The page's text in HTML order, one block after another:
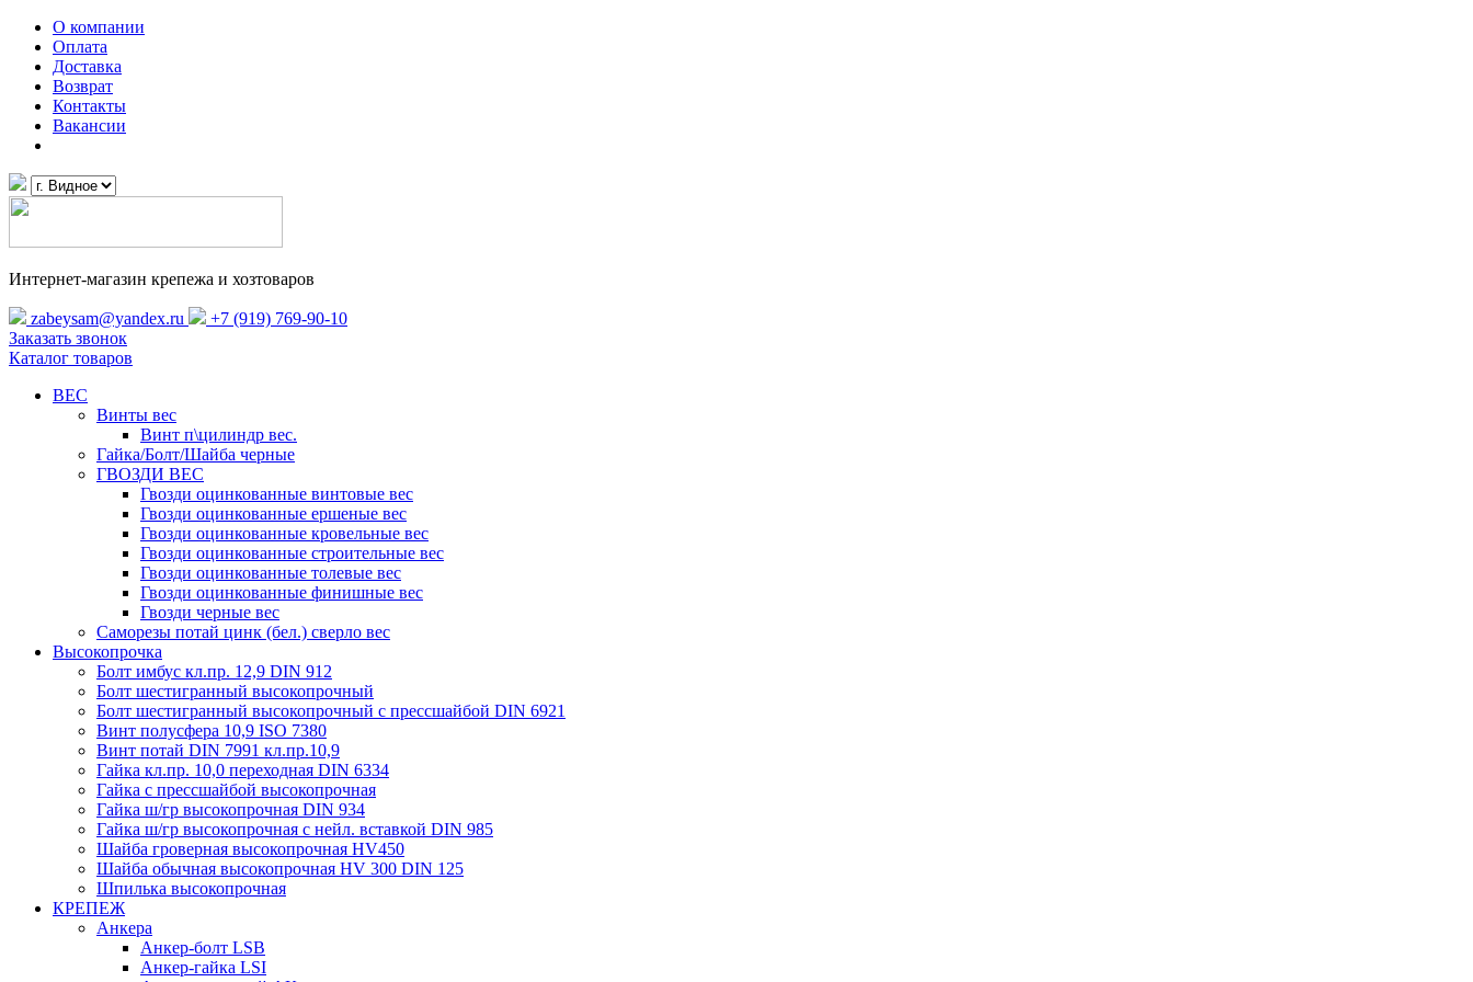
О компании
Оплата
Доставка
Возврат
Контакты
Вакансии
Интернет-магазин крепежа и хозтоваров
zabeysam@yandex.ru
+7 (919) 769-90-10
Заказать звонок
Каталог товаров
ВЕС
Винты вес
Винт п\цилиндр вес.
Гайка/Болт/Шайба черные
ГВОЗДИ ВЕС
Гвозди оцинкованные винтовые вес
Гвозди оцинкованные ершеные вес
Гвозди оцинкованные кровельные вес
Гвозди оцинкованные строительные вес
Гвозди оцинкованные толевые вес
Гвозди оцинкованные финишные вес
Гвозди черные вес
Саморезы потай цинк (бел.) сверло вес
Высокопрочка
Болт имбус кл.пр. 12,9 DIN 912
Болт шестигранный высокопрочный
Болт шестигранный высокопрочный с прессшайбой DIN 6921
Винт полусфера 10,9 ISO 7380
Винт потай DIN 7991 кл.пр.10,9
Гайка кл.пр. 10,0 переходная DIN 6334
Гайка с прессшайбой высокопрочная
Гайка ш/гр высокопрочная DIN 934
Гайка ш/гр высокопрочная с нейл. вставкой DIN 985
Шайба гроверная высокопрочная HV450
Шайба обычная высокопрочная HV 300 DIN 125
Шпилька высокопрочная
КРЕПЕЖ
Анкера
Анкер-болт LSB
Анкер-гайка LSI